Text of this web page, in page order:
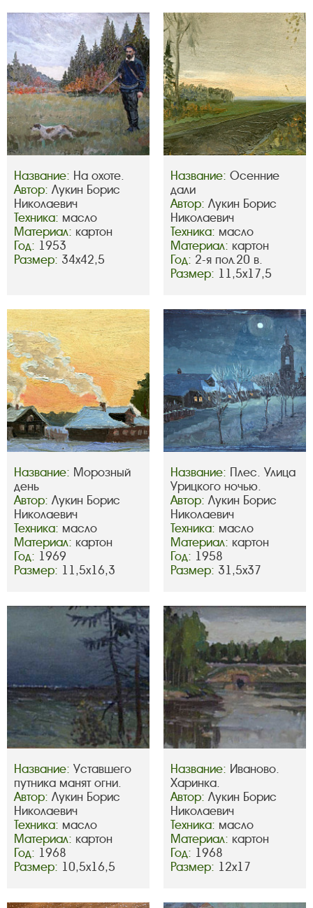
Название: На охоте.
Автор: Лукин Борис
Николаевич
Техника: масло
Материал: картон
Год: 1953
Размер: 34х42,5
Название: Осенние
дали
Автор: Лукин Борис
Николаевич
Техника: масло
Материал: картон
Год: 2-я пол.20 в.
Размер: 11,5х17,5
Название: Морозный
день
Автор: Лукин Борис
Николаевич
Техника: масло
Материал: картон
Год: 1969
Размер: 11,5х16,3
Название: Плес. Улица
Урицкого ночью.
Автор: Лукин Борис
Николаевич
Техника: масло
Материал: картон
Год: 1958
Размер: 31,5х37
Название: Уставшего
путника манят огни.
Автор: Лукин Борис
Николаевич
Техника: масло
Материал: картон
Год: 1968
Размер: 10,5х16,5
Название: Иваново.
Харинка.
Автор: Лукин Борис
Николаевич
Техника: масло
Материал: картон
Год: 1968
Размер: 12х17